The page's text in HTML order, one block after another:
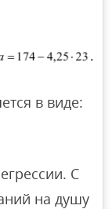
в виде:
С
на душу